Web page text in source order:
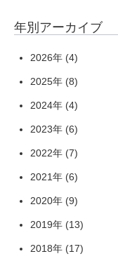
年別アーカイブ
2026年 (4)
2025年 (8)
2024年 (4)
2023年 (6)
2022年 (7)
2021年 (6)
2020年 (9)
2019年 (13)
2018年 (17)